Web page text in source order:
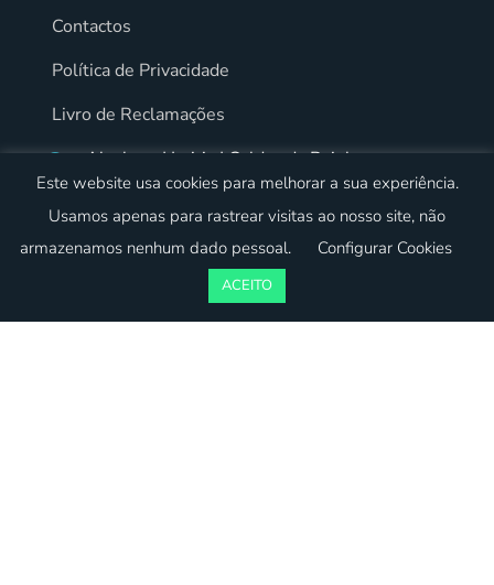
Contactos
Política de Privacidade
Livro de Reclamações
Alcobaça | Leiria | Caldas da Rainha
Este website usa cookies para melhorar a sua experiência.
Usamos apenas para rastrear visitas ao nosso site, não
armazenamos nenhum dado pessoal.
Configurar Cookies
ACEITO